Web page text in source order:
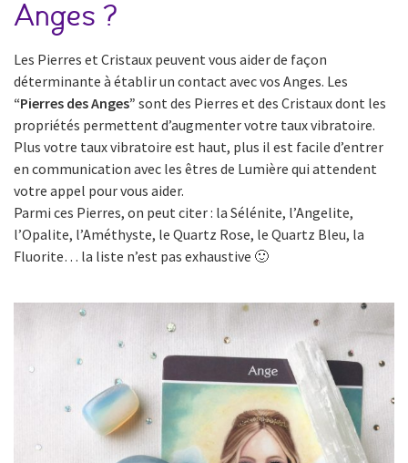
Anges ?
Les Pierres et Cristaux peuvent vous aider de façon
déterminante à établir un contact avec vos Anges. Les
“Pierres des Anges” sont des Pierres et des Cristaux dont les
propriétés permettent d’augmenter votre taux vibratoire.
Plus votre taux vibratoire est haut, plus il est facile d’entrer
en communication avec les êtres de Lumière qui attendent
votre appel pour vous aider.
Parmi ces Pierres, on peut citer : la Sélénite, l’Angelite,
l’Opalite, l’Améthyste, le Quartz Rose, le Quartz Bleu, la
Fluorite… la liste n’est pas exhaustive 🙂